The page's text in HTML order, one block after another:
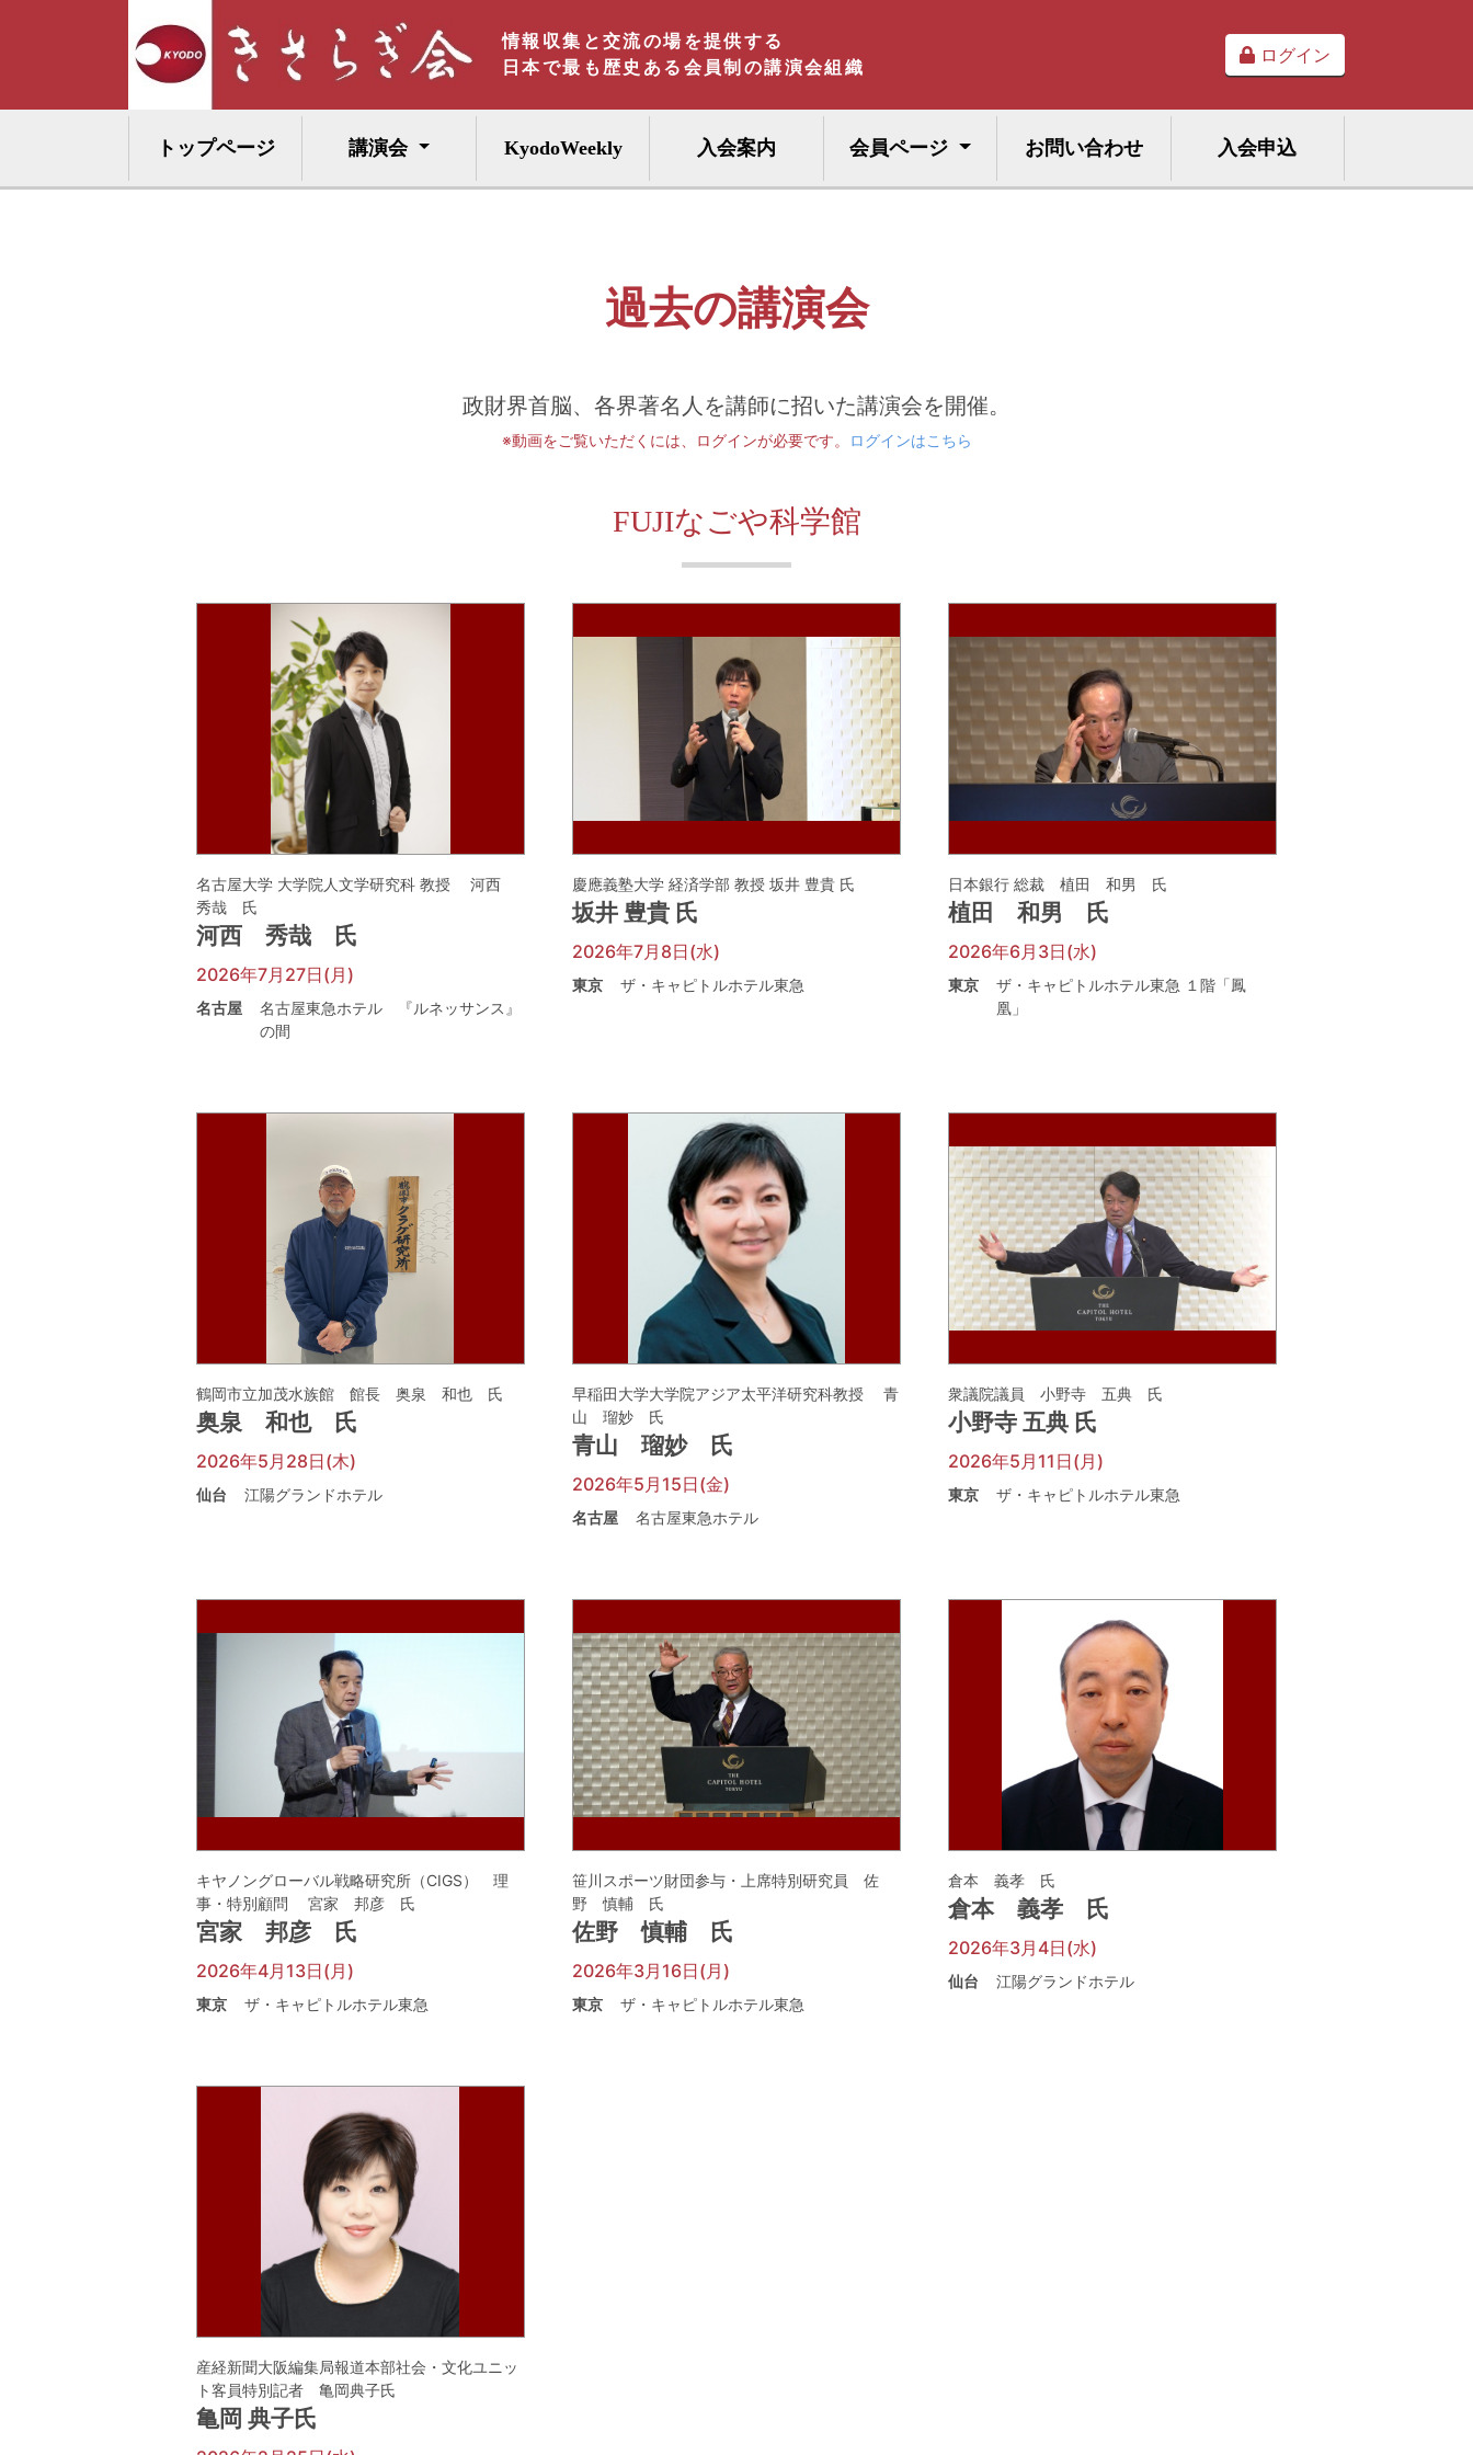
情報収集と交流の場を提供する
日本で最も歴史ある会員制の講演会組織
ログイン
トップページ 講演会 KyodoWeekly 入会案内 会員ページ お問い合わせ 入会申込
過去の講演会
政財界首脳、各界著名人を講師に招いた講演会を開催。
※動画をご覧いただくには、ログインが必要です。 ログインはこちら
FUJIなごや科学館
名古屋大学 大学院人文学研究科 教授 河西
秀哉 氏
河西 秀哉 氏
2026年7月27日(月)
名古屋
名古屋東急ホテル 『ルネッサンス』
の間
慶應義塾大学 経済学部 教授 坂井 豊貴 氏
坂井 豊貴 氏
2026年7月8日(水)
東京 ザ・キャピトルホテル東急
日本銀行 総裁 植田 和男 氏
植田 和男 氏
2026年6月3日(水)
東京
ザ・キャピトルホテル東急 １階「鳳
凰」
鶴岡市立加茂水族館 館長 奥泉 和也 氏
奥泉 和也 氏
2026年5月28日(木)
仙台 江陽グランドホテル
早稲田大学大学院アジア太平洋研究科教授 青
山 瑠妙 氏
青山 瑠妙 氏
2026年5月15日(金)
名古屋 名古屋東急ホテル
衆議院議員 小野寺 五典 氏
小野寺 五典 氏
2026年5月11日(月)
東京 ザ・キャピトルホテル東急
キヤノングローバル戦略研究所（CIGS） 理
事・特別顧問 宮家 邦彦 氏
宮家 邦彦 氏
2026年4月13日(月)
東京 ザ・キャピトルホテル東急
笹川スポーツ財団参与・上席特別研究員 佐
野 慎輔 氏
佐野 慎輔 氏
2026年3月16日(月)
東京 ザ・キャピトルホテル東急
倉本 義孝 氏
倉本 義孝 氏
2026年3月4日(水)
仙台 江陽グランドホテル
産経新聞大阪編集局報道本部社会・文化ユニッ
ト客員特別記者 亀岡典子氏
亀岡 典子氏